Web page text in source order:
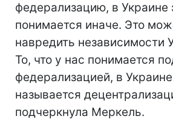
федерализацию, в Украине
понимается иначе. Это
навредить независимости
То, что у нас понимается
федерализацией, в Украине
называется
подчеркнула Меркель.